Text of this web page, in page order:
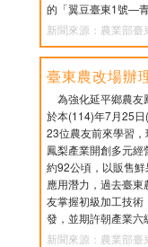
的「翼豆臺東1號—
新聞來源：農業部
臺東農改場辦
為強化延平鄉農友
於本(114)年7月25
23位農友前來學習
鳳梨產業開創多元
約92公頃，以販售
應用潛力，過去臺
友掌握初級加工技
發，並期許朝產業六
新聞來源：農業部